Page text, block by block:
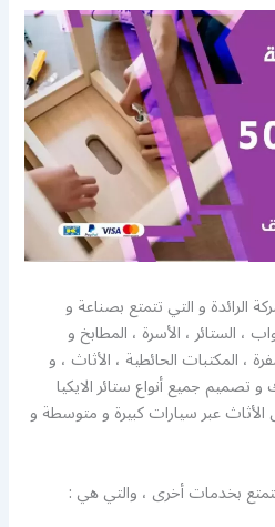
الرائدة و التي تتمتع بصناعة و
، الستائر ، الأسرة ، المطابخ و
، المكتبات الحائطية ، الأثاث ، و
تصميم جميع أنواع ستائر الايكيا
الأثاث عبر سيارات كبيرة و متوسطة و
بخدمات أخرى ، والتي هي :